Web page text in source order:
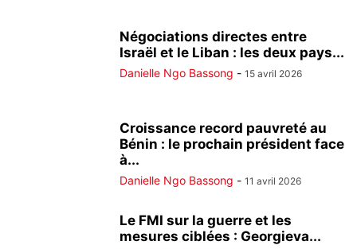
Négociations directes entre
Israël et le Liban : les deux pays...
Danielle Ngo Bassong - 15 avril 2026
Croissance record pauvreté au
Bénin : le prochain président face
à...
Danielle Ngo Bassong - 11 avril 2026
Le FMI sur la guerre et les
mesures ciblées : Georgieva...